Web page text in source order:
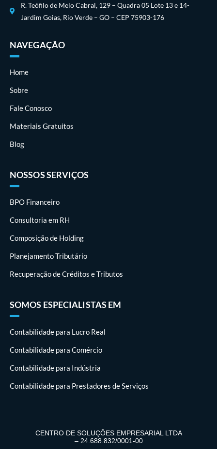
R. Teófilo de Melo Cabral, 129 – Quadra 05 Lote 13 e 14-
Jardim Goias, Rio Verde – GO – CEP 75903-176
NAVEGAÇÃO
Home
Sobre
Fale Conosco
Materiais Gratuitos
Blog
NOSSOS SERVIÇOS
BPO Financeiro
Consultoria em RH
Composição de Holding
Planejamento Tributário
Recuperação de Créditos e Tributos
SOMOS ESPECIALISTAS EM
Contabilidade para Lucro Real
Contabilidade para Comércio
Contabilidade para Indústria
Contabilidade para Prestadores de Serviços
CENTRO DE SOLUÇÕES EMPRESARIAL LTDA
– 24.688.832/0001-00